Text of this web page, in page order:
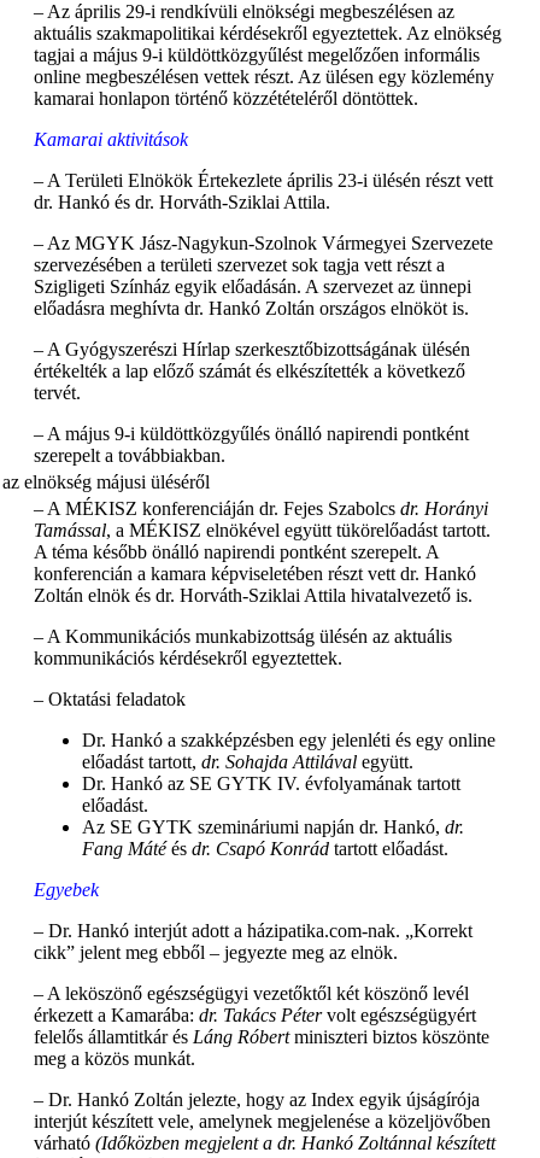
– Az április 29-i rendkívüli elnökségi megbeszélésen az
aktuális szakmapolitikai kérdésekről egyeztettek. Az elnökség
tagjai a május 9-i küldöttközgyűlést megelőzően informális
online megbeszélésen vettek részt. Az ülésen egy közlemény
kamarai honlapon történő közzétételéről döntöttek.
Kamarai aktivitások
– A Területi Elnökök Értekezlete április 23-i ülésén részt vett
dr. Hankó és dr. Horváth-Sziklai Attila.
– Az MGYK Jász-Nagykun-Szolnok Vármegyei Szervezete
szervezésében a területi szervezet sok tagja vett részt a
Szigligeti Színház egyik előadásán. A szervezet az ünnepi
előadásra meghívta dr. Hankó Zoltán országos elnököt is.
– A Gyógyszerészi Hírlap szerkesztőbizottságának ülésén
értékelték a lap előző számát és elkészítették a következő
tervét.
– A május 9-i küldöttközgyűlés önálló napirendi pontként
szerepelt a továbbiakban.
– A MÉKISZ konferenciáján dr. Fejes Szabolcs dr. Horányi
Tamással, a MÉKISZ elnökével együtt tükörelőadást tartott.
A téma később önálló napirendi pontként szerepelt. A
konferencián a kamara képviseletében részt vett dr. Hankó
Zoltán elnök és dr. Horváth-Sziklai Attila hivatalvezető is.
– A Kommunikációs munkabizottság ülésén az aktuális
kommunikációs kérdésekről egyeztettek.
– Oktatási feladatok
Dr. Hankó a szakképzésben egy jelenléti és egy online
előadást tartott, dr. Sohajda Attilával együtt.
Dr. Hankó az SE GYTK IV. évfolyamának tartott
előadást.
Az SE GYTK szemináriumi napján dr. Hankó, dr.
Fang Mátéés dr. Csapó Konrád tartott előadást.
Egyebek
– Dr. Hankó interjút adott a házipatika.com-nak. „Korrekt
cikk” jelent meg ebből – jegyezte meg az elnök.
– A leköszönő egészségügyi vezetőktől két köszönő levél
érkezett a Kamarába: dr. Takács Pétervolt egészségügyért
felelős államtitkár és Láng Róbertminiszteri biztos köszönte
meg a közös munkát.
– Dr. Hankó Zoltán jelezte, hogy az Index egyik újságírója
interjút készített vele, amelynek megjelenése a közeljövőben
várható (Időközben megjelent a dr. Hankó Zoltánnal készített